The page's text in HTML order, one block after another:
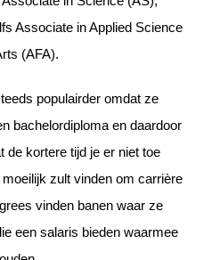
Associate in Applied Science
(AFA).
populairder omdat ze
bachelordiploma en daardoor
de kortere tijd je er niet toe
zult vinden om carrière
vinden banen waar ze
een salaris bieden waarmee